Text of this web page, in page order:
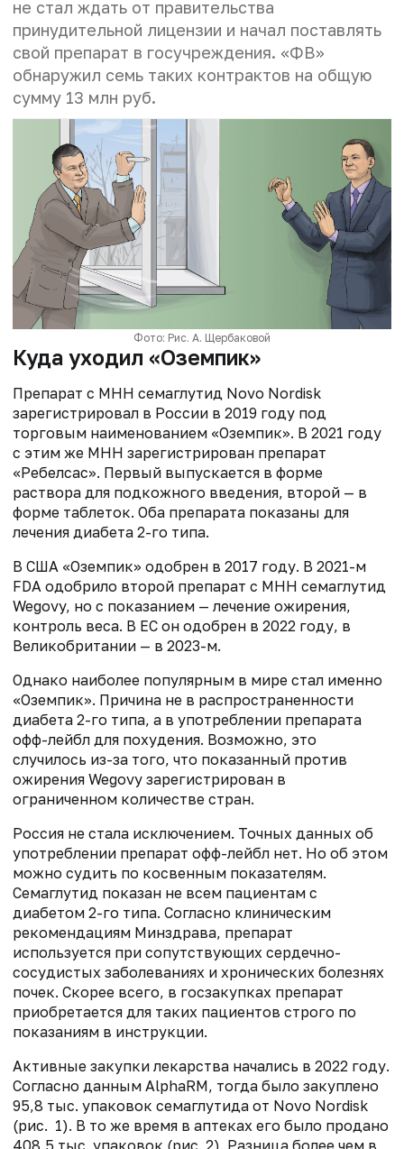
не стал ждать от правительства
принудительной лицензии и начал поставлять
свой препарат в госучреждения. «ФВ»
обнаружил семь таких контрактов на общую
сумму 13 млн руб.
Фото: Рис. А. Щербаковой
Куда уходил «Оземпик»
Препарат с МНН семаглутид Novo Nordisk
зарегистрировал в России в 2019 году под
торговым наименованием «Оземпик». В 2021 году
с этим же МНН зарегистрирован препарат
«Ребелсас». Первый выпускается в форме
раствора для подкожного введения, второй — в
форме таблеток. Оба препарата показаны для
лечения диабета 2-го типа.
В США «Оземпик» одобрен в 2017 году. В 2021-м
FDA одобрило второй препарат с МНН семаглутид
Wegovy, но с показанием — лечение ожирения,
контроль веса. В ЕС он одобрен в 2022 году, в
Великобритании — в 2023-м.
Однако наиболее популярным в мире стал именно
«Оземпик». Причина не в распространенности
диабета 2-го типа, а в употреблении препарата
офф-лейбл для похудения. Возможно, это
случилось из-за того, что показанный против
ожирения Wegovy зарегистрирован в
ограниченном количестве стран.
Россия не стала исключением. Точных данных об
употреблении препарат офф-лейбл нет. Но об этом
можно судить по косвенным показателям.
Семаглутид показан не всем пациентам с
диабетом 2-го типа. Согласно клиническим
рекомендациям Минздрава, препарат
используется при сопутствующих сердечно-
сосудистых заболеваниях и хронических болезнях
почек. Скорее всего, в госзакупках препарат
приобретается для таких пациентов строго по
показаниям в инструкции.
Активные закупки лекарства начались в 2022 году.
Согласно данным AlphaRM, тогда было закуплено
95,8 тыс. упаковок семаглутида от Novo Nordisk
(рис. 1). В то же время в аптеках его было продано